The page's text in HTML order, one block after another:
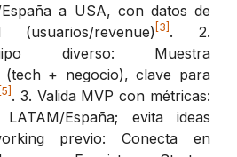
a USA, con datos de
revenue) [3] . 2.
diverso: Muestra
(tech + negocio), clave para
[5] . 3. Valida MVP con métricas:
España; evita ideas
previo: Conecta en